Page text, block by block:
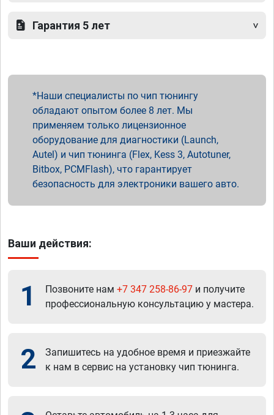
Гарантия 5 лет
Наши специалисты по чип тюнингу
обладают опытом более 8 лет. Мы
применяем только лицензионное
оборудование для диагностики (Launch,
Autel) и чип тюнинга (Flex, Kess 3, Autotuner,
Bitbox, PCMFlash), что гарантирует
безопасность для электроники вашего авто.
Ваши действия:
1 Позвоните нам +7 347 258-86-97 и получите
профессиональную консультацию у мастера.
2
Запишитесь на удобное время и приезжайте
к нам в сервис на установку чип тюнинга.